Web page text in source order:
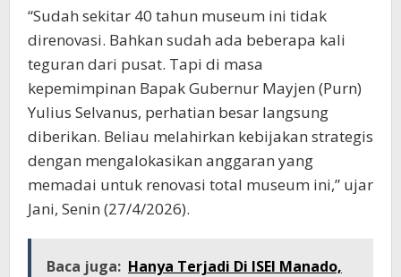
“Sudah sekitar 40 tahun museum ini tidak
direnovasi. Bahkan sudah ada beberapa kali
teguran dari pusat. Tapi di masa
kepemimpinan Bapak Gubernur Mayjen (Purn)
Yulius Selvanus, perhatian besar langsung
diberikan. Beliau melahirkan kebijakan strategis
dengan mengalokasikan anggaran yang
memadai untuk renovasi total museum ini,” ujar
Jani, Senin (27/4/2026).
Baca juga: Hanya Terjadi Di ISEI Manado,